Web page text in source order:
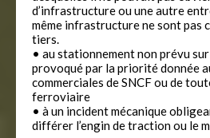
d’infrastructure ou une autre
même infrastructure ne sont pas
tiers.
• au stationnement non prévu
provoqué par la priorité donnée
commerciales de SNCF ou de
ferroviaire
• à un incident mécanique
différer l’engin de traction ou le